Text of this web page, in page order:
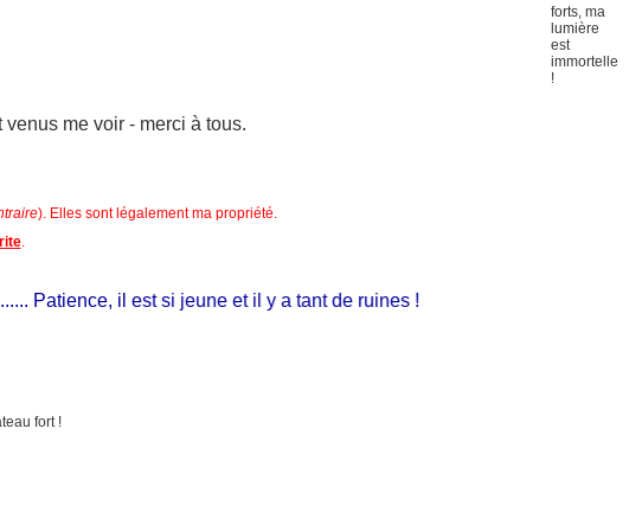
me voir - merci à tous.
). Elles sont légalement ma propriété.
.
Patience, il est si jeune et il y a tant de ruines !